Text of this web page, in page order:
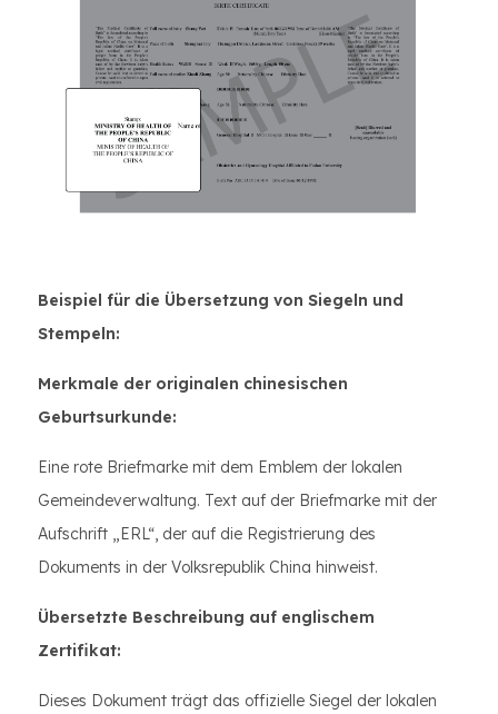
Beispiel für die Übersetzung von Siegeln und
Stempeln:
Merkmale der originalen chinesischen
Geburtsurkunde:
Eine rote Briefmarke mit dem Emblem der lokalen
Gemeindeverwaltung. Text auf der Briefmarke mit der
Aufschrift „ERL“, der auf die Registrierung des
Dokuments in der Volksrepublik China hinweist.
Übersetzte Beschreibung auf englischem
Zertifikat:
Dieses Dokument trägt das offizielle Siegel der lokalen